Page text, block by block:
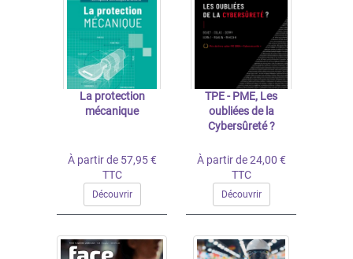
La protection
mécanique
À partir de 57,95 €
TTC
Découvrir
TPE - PME, Les
oubliées de la
Cybersûreté ?
À partir de 24,00 €
TTC
Découvrir